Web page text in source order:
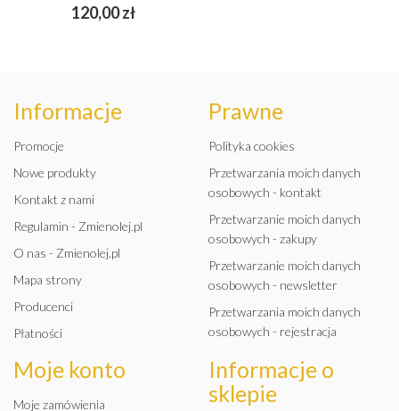
120,00 złCena
Informacje
Promocje
Nowe produkty
Kontakt z nami
Regulamin - Zmienolej.pl
O nas - Zmienolej.pl
Mapa strony
Producenci
Płatności
Prawne
Polityka cookies
Przetwarzania moich danych
osobowych - kontakt
Przetwarzanie moich danych
osobowych - zakupy
Przetwarzanie moich danych
osobowych - newsletter
Przetwarzania moich danych
osobowych - rejestracja
Moje konto
Moje zamówienia
Informacje o
sklepie